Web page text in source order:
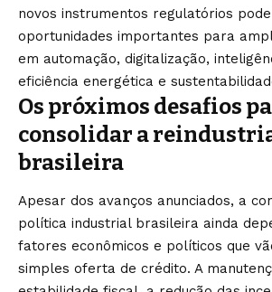
novos instrumentos regulatórios
oportunidades importantes para
em automação, digitalização,
eficiência energética e
Os próximos desafios
consolidar a
brasileira
Apesar dos avanços anunciados, a
política industrial brasileira ainda
fatores econômicos e políticos que
simples oferta de crédito. A